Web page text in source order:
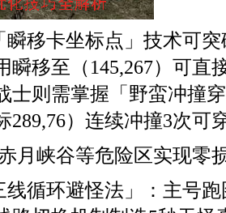
瞬移卡坐标点」技术可
瞬移至（145,267）可直
士则需掌握「野蛮冲撞
289,76）连续冲撞3次可
月峡谷等危险区实现零
线循环避怪法」：主号